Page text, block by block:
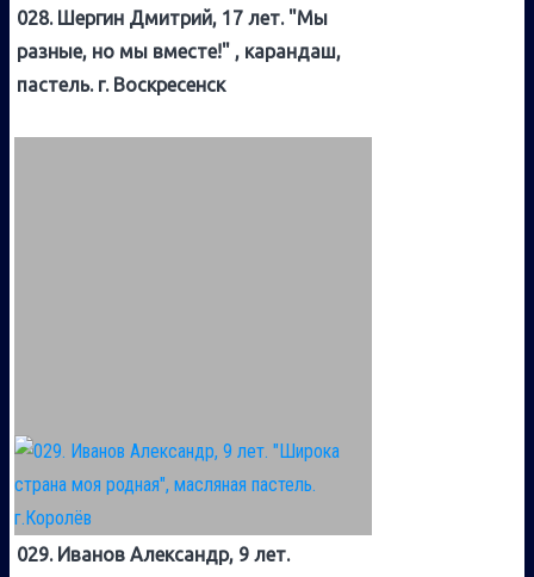
028. Шергин Дмитрий, 17 лет. "Мы
разные, но мы вместе!" , карандаш,
пастель. г. Воскресенск
029. Иванов Александр, 9 лет.